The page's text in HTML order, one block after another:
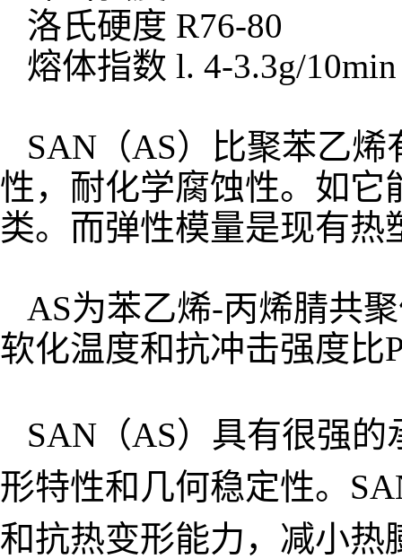
洛氏硬度 R76-80
熔体指数 l. 4-3.3g/10min
SAN（AS）比聚苯乙烯
性，耐化学腐蚀性。如它
类。而弹性模量是现有
AS为苯乙烯-丙烯腈共
软化温度和抗冲击强度比
SAN（AS）具有很强的
形特性和几何稳定性。
和抗热变形能力，减小热